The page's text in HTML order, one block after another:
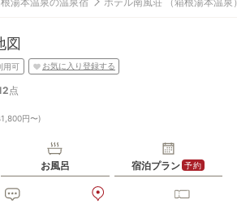
く
図
用可 お気に入り登録する
点
円〜)
お風呂 宿泊プラン 予約